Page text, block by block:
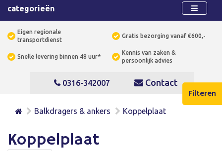
Filteren
categorieën
Eigen regionale
transportdienst
Gratis bezorging vanaf €600,-
Snelle levering binnen 48 uur*
Kennis van zaken &
persoonlijk advies
0316-342007 Contact
Balkdragers & ankers Koppelplaat
Koppelplaat